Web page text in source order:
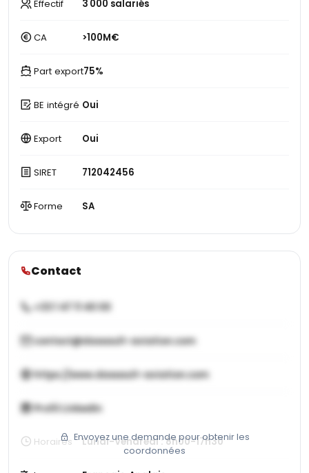
Effectif 3 000 salariés
CA >100M€
Part export75%
BE intégré Oui
Export Oui
SIRET 712042456
Forme SA
Contact
+33 1 47 11 40 00
contact@dassault-aviation.com
https://www.dassault-aviation.com
Profil LinkedIn
Envoyez une demande pour obtenir les
coordonnées
Horaires Lundi-Vendredi : 8h00-17h30